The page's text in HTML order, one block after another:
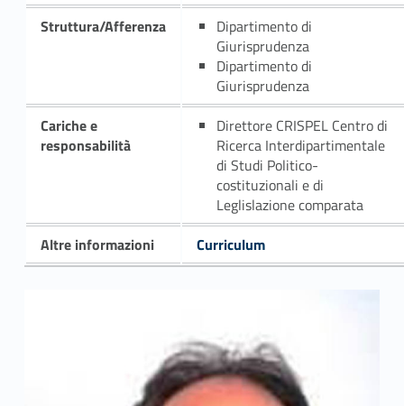
Struttura/Afferenza
Dipartimento di
Giurisprudenza
Dipartimento di
Giurisprudenza
Cariche e
responsabilità
Direttore CRISPEL Centro di
Ricerca Interdipartimentale
di Studi Politico-
costituzionali e di
Leglislazione comparata
Altre informazioni
Curriculum